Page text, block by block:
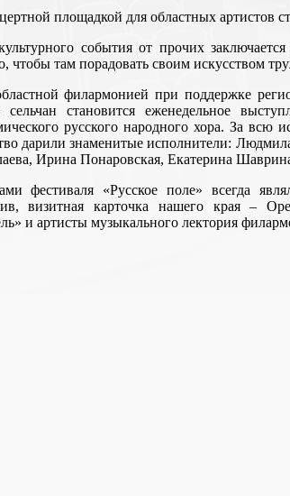
площадкой для областных артистов
события от прочих
чтобы там порадовать своим искусством
филармонией при поддержке
становится еженедельное
русского народного хора. За всю
дарили знаменитыеисполнители:
Ирина Понаровская, Екатерина
фестиваля «Русское поле» всегда
визитная карточка нашего края –
и артисты музыкального лектория